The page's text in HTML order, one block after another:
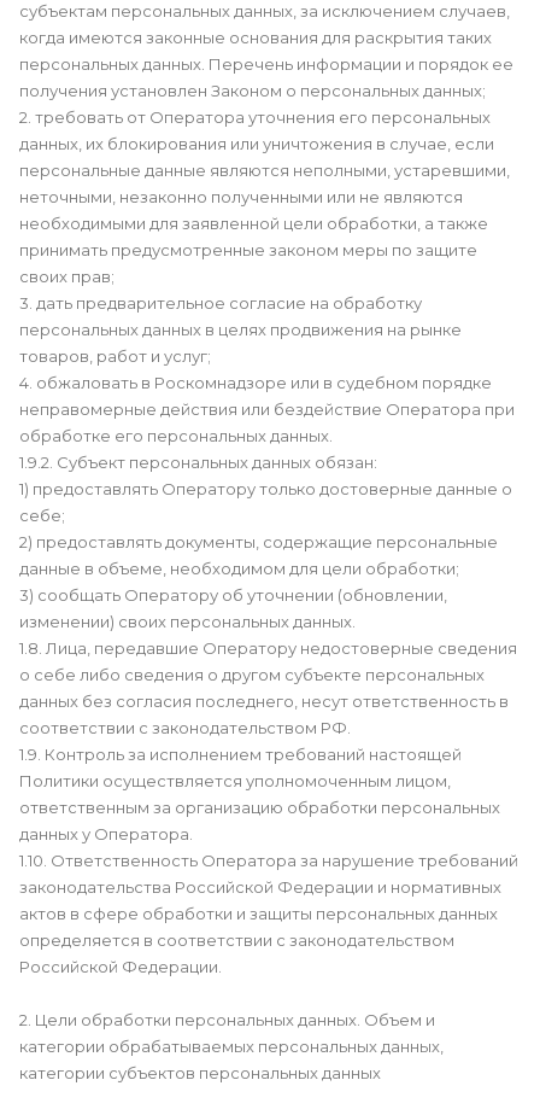
субъектам персональных данных, за исключением случаев,
когда имеются законные основания для раскрытия таких
персональных данных. Перечень информации и порядок ее
получения установлен Законом о персональных данных;
2. требовать от Оператора уточнения его персональных
данных, их блокирования или уничтожения в случае, если
персональные данные являются неполными, устаревшими,
неточными, незаконно полученными или не являются
необходимыми для заявленной цели обработки, а также
принимать предусмотренные законом меры по защите
своих прав;
3. дать предварительное согласие на обработку
персональных данных в целях продвижения на рынке
товаров, работ и услуг;
4. обжаловать в Роскомнадзоре или в судебном порядке
неправомерные действия или бездействие Оператора при
обработке его персональных данных.
1.9.2. Субъект персональных данных обязан:
1) предоставлять Оператору только достоверные данные о
себе;
2) предоставлять документы, содержащие персональные
данные в объеме, необходимом для цели обработки;
3) сообщать Оператору об уточнении (обновлении,
изменении) своих персональных данных.
1.8. Лица, передавшие Оператору недостоверные сведения
о себе либо сведения о другом субъекте персональных
данных без согласия последнего, несут ответственность в
соответствии с законодательством РФ.
1.9. Контроль за исполнением требований настоящей
Политики осуществляется уполномоченным лицом,
ответственным за организацию обработки персональных
данных у Оператора.
1.10. Ответственность Оператора за нарушение требований
законодательства Российской Федерации и нормативных
актов в сфере обработки и защиты персональных данных
определяется в соответствии с законодательством
Российской Федерации.
2. Цели обработки персональных данных. Объем и
категории обрабатываемых персональных данных,
категории субъектов персональных данных